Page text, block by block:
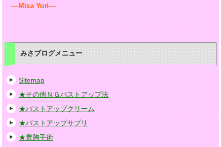
―Misa Yuri―
みさブログメニュー
Sitemap
★その他ＮＧバストアップ法
★バストアップクリーム
★バストアップサプリ
★豊胸手術